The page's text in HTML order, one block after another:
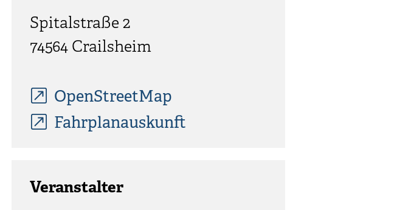
Spitalstraße 2
74564 Crailsheim
OpenStreetMap
Fahrplanauskunft
Veranstalter